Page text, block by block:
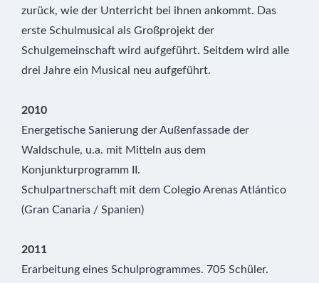
zurück, wie der Unterricht bei ihnen ankommt. Das
erste Schulmusical als Großprojekt der
Schulgemeinschaft wird aufgeführt. Seitdem wird alle
drei Jahre ein Musical neu aufgeführt.
2010
Energetische Sanierung der Außenfassade der
Waldschule, u.a. mit Mitteln aus dem
Konjunkturprogramm II.
Schulpartnerschaft mit dem Colegio Arenas Atlántico
(Gran Canaria / Spanien)
2011
Erarbeitung eines Schulprogrammes. 705 Schüler.